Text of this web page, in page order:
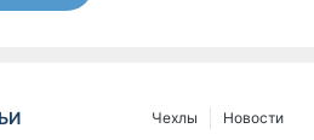
Новости
Чехлы